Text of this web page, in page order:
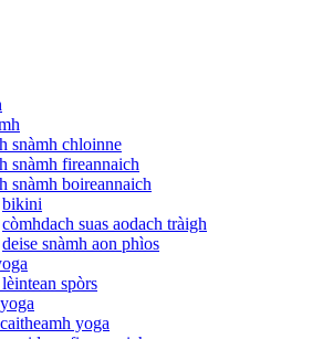
snàmh chloinne
snàmh fireannaich
snàmh boireannaich
bikini
còmhdach suas aodach tràigh
deise snàmh aon phìos
spòrs
yoga